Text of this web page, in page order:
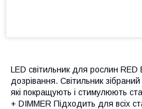
LED світильник для рослин
дозрівання. Світильник
які покращують і стимулюють
+ DIMMER Підходить для всіх